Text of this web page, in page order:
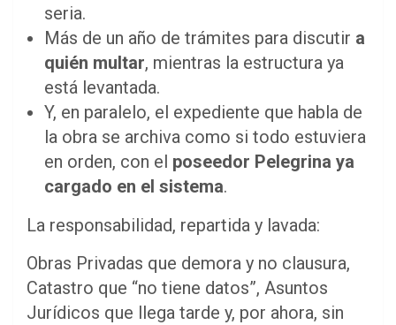
seria.
Más de un año de trámites para discutir a
quién multar, mientras la estructura ya
está levantada.
Y, en paralelo, el expediente que habla de
la obra se archiva como si todo estuviera
en orden, con el poseedor Pelegrina ya
cargado en el sistema.
La responsabilidad, repartida y lavada:
Obras Privadas que demora y no clausura,
Catastro que “no tiene datos”, Asuntos
Jurídicos que llega tarde y, por ahora, sin